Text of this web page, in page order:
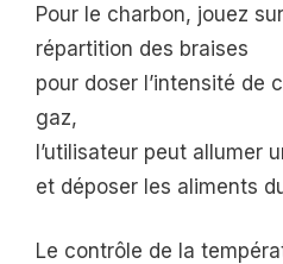
Pour le charbon, jouez
répartition des braises
pour doser l’intensité de
gaz,
l’utilisateur peut allumer
et déposer les aliments
Le contrôle de la